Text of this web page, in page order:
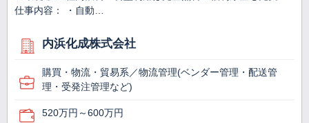
仕事内容： ・自動…
内浜化成株式会社
購買・物流・貿易系／物流管理(ベンダー管理・配送管
理・受発注管理など)
520万円～600万円